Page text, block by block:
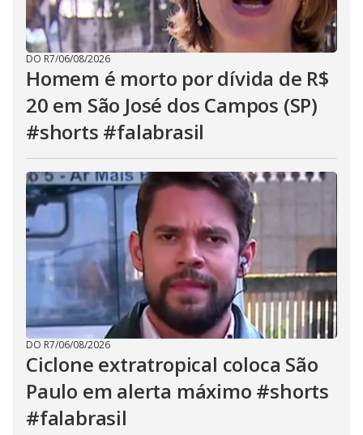
DO R7/06/08/2026
Homem é morto por dívida de R$
20 em São José dos Campos (SP)
#shorts #falabrasil
DO R7/06/08/2026
Ciclone extratropical coloca São
Paulo em alerta máximo #shorts
#falabrasil